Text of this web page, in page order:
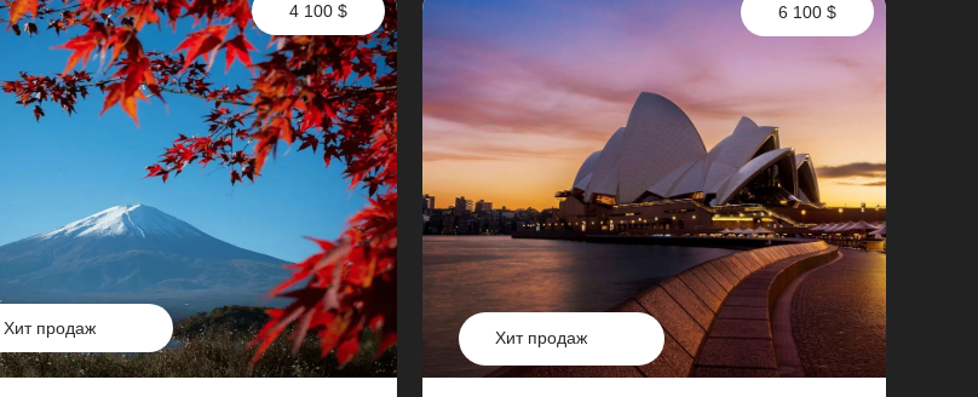
4 100 $
Хит продаж Хит продаж
6 100 $